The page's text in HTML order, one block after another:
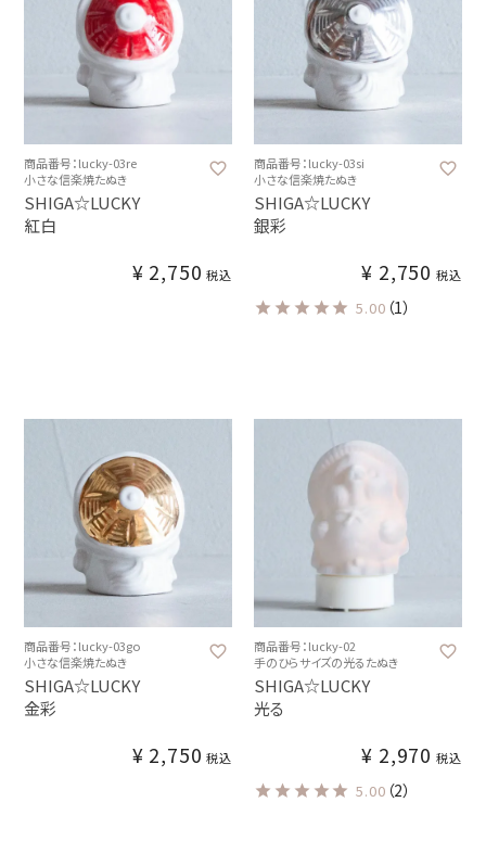
商品番号：lucky-03re
小さな信楽焼たぬき
SHIGA☆LUCKY
紅白
¥ 2,750 税込
商品番号：lucky-03si
小さな信楽焼たぬき
SHIGA☆LUCKY
銀彩
¥ 2,750 税込
5.00 （1）
商品番号：lucky-03go
小さな信楽焼たぬき
SHIGA☆LUCKY
金彩
¥ 2,750 税込
商品番号：lucky-02
手のひらサイズの光るたぬき
SHIGA☆LUCKY
光る
¥ 2,970 税込
5.00 （2）